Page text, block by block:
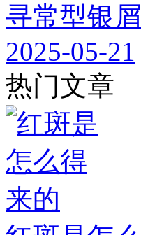
寻常型银
2025-05-21
热门文章